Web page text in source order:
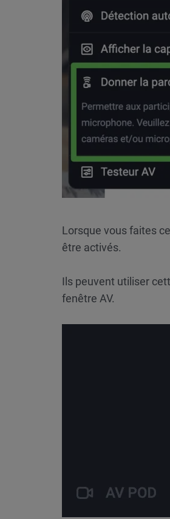
Lorsque vous faites
être activés.
Ils peuvent utiliser
fenêtre AV.